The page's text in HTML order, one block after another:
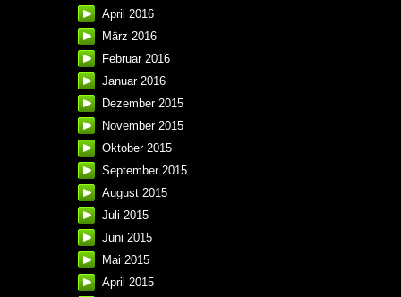
April 2016
März 2016
Februar 2016
Januar 2016
Dezember 2015
November 2015
Oktober 2015
September 2015
August 2015
Juli 2015
Juni 2015
Mai 2015
April 2015